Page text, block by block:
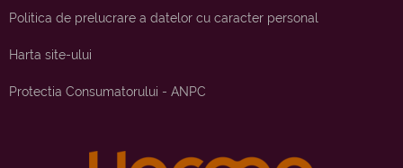
Politica de prelucrare a datelor cu caracter personal
Harta site-ului
Protectia Consumatorului - ANPC